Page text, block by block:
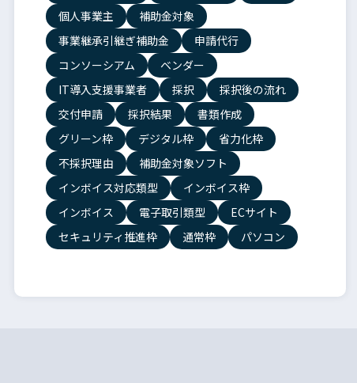
個人事業主
補助金対象
事業継承引継ぎ補助金
申請代行
コンソーシアム
ベンダー
IT導入支援事業者
採択
採択後の流れ
交付申請
採択結果
書類作成
グリーン枠
デジタル枠
省力化枠
不採択理由
補助金対象ソフト
インボイス対応類型
インボイス枠
インボイス
電子取引類型
ECサイト
セキュリティ推進枠
通常枠 パソコン